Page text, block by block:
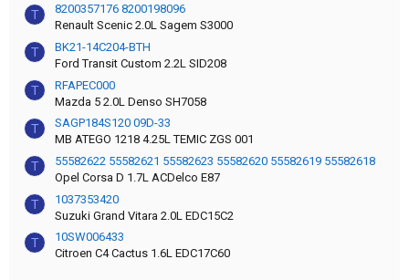
T
8200357176 8200198096
Renault Scenic 2.0L Sagem S3000
T
BK21-14C204-BTH
Ford Transit Custom 2.2L SID208
T
RFAPEC000
Mazda 5 2.0L Denso SH7058
T
SAGP184S120 09D-33
MB ATEGO 1218 4.25L TEMIC ZGS 001
T
55582622 55582621 55582623 55582620 55582619 55582618
Opel Corsa D 1.7L ACDelco E87
T
1037353420
Suzuki Grand Vitara 2.0L EDC15C2
T
10SW006433
Citroen C4 Cactus 1.6L EDC17C60